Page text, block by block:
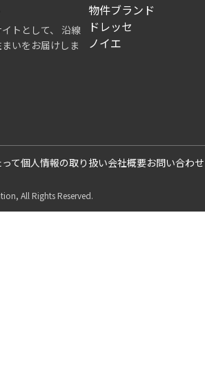
トとして、 沿線
いをお届けしま
フ
ッ
タ
物件ブランド
ドレッセ
ノイエ
て個人情報の取り扱い会社概要お問い合わせ
All Rights Reserved.